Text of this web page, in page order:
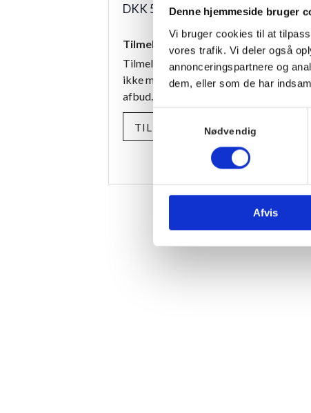
Denne hjemmeside bruger
Vi bruger cookies til at
vores trafik. Vi deler også
annonceringspartnere og
dem, eller som de har
Samtykkevalg
Nødvendig
Afvis
DKK 50,00
Tilmelding
Tilmeldingen er bindende, og vi har
ikke mulighed for at refundere beløbet
afbud.
TILMELD